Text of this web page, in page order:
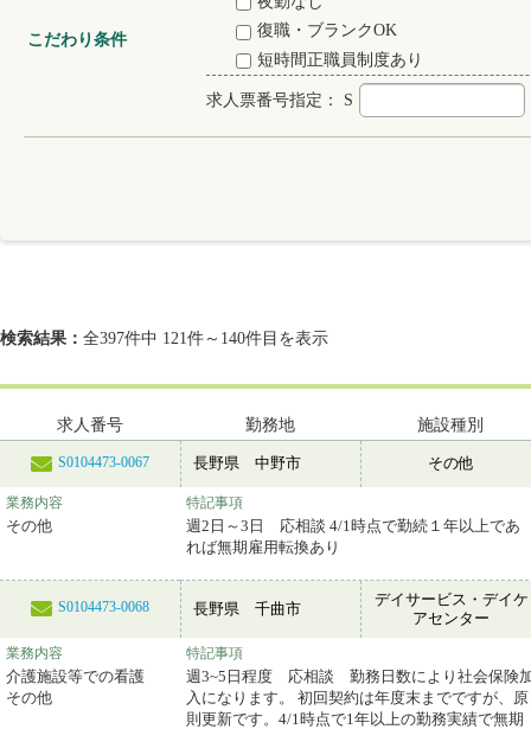
こだわり条件
復職・ブランクOK
短時間正職員制度あり
求人票番号指定： S
検索結果： 全397件中 121件～140件目を表示
求人番号 勤務地 施設種別
S0104473-0067 長野県 中野市 その他
業務内容
その他
特記事項
週2日～3日 応相談 4/1時点で勤続１年以上であ
れば無期雇用転換あり
S0104473-0068 長野県 千曲市
デイサービス・デイケ
アセンター
業務内容
介護施設等での看護
その他
特記事項
週3~5日程度 応相談 勤務日数により社会保険
入になります。 初回契約は年度末までですが、原
則更新です。4/1時点で1年以上の勤務実績で無期